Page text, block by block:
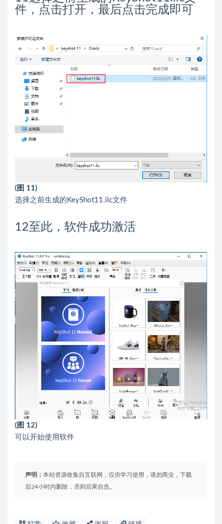
件，点击打开，最后点击完成即可
(图 11)
选择之前生成的KeyShot11.ilc文件
12至此，软件成功激活
(图 12)
可以开始使用软件
声明： 本站资源收集自互联网，仅供学习使用，请勿商业，下载
后24小时内删除，否则后果自负。